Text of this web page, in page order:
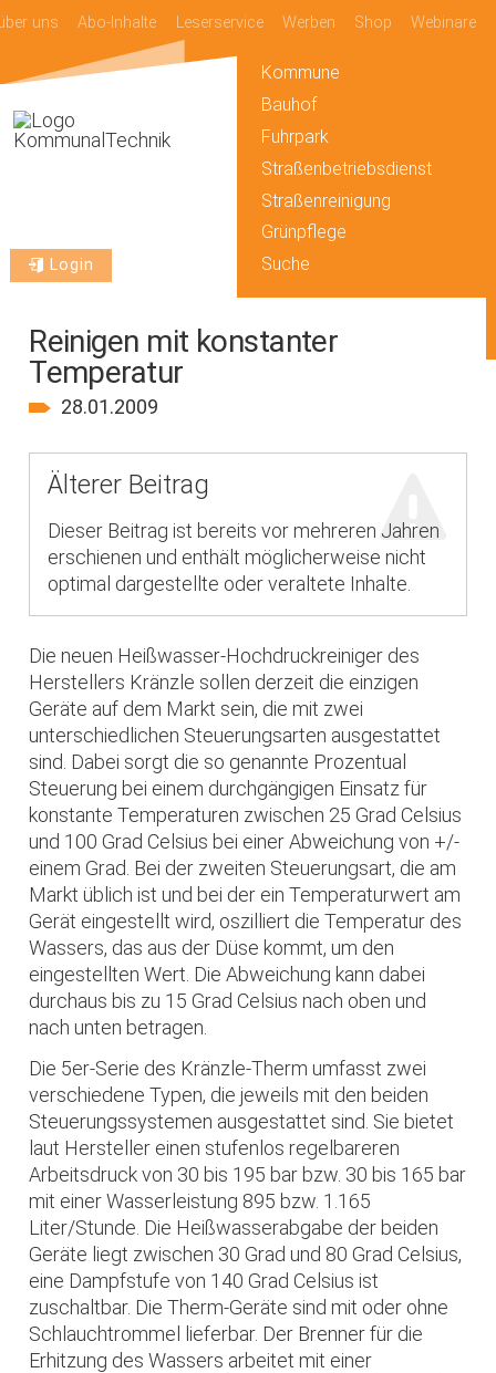
uns Abo-Inhalte Leserservice Werben Shop Webinare
Login
Kommune
Bauhof
Fuhrpark
Straßenbetriebsdienst
Straßenreinigung
Grünpflege
Suche
Reinigen mit konstanter
Temperatur
28.01.2009
Älterer Beitrag
Dieser Beitrag ist bereits vor mehreren Jahren
erschienen und enthält möglicherweise nicht
optimal dargestellte oder veraltete Inhalte.
Die neuen Heißwasser-Hochdruckreiniger des
Herstellers Kränzle sollen derzeit die einzigen
Geräte auf dem Markt sein, die mit zwei
unterschiedlichen Steuerungsarten ausgestattet
sind. Dabei sorgt die so genannte Prozentual
Steuerung bei einem durchgängigen Einsatz für
konstante Temperaturen zwischen 25 Grad Celsius
und 100 Grad Celsius bei einer Abweichung von +/-
einem Grad. Bei der zweiten Steuerungsart, die am
Markt üblich ist und bei der ein Temperaturwert am
Gerät eingestellt wird, oszilliert die Temperatur des
Wassers, das aus der Düse kommt, um den
eingestellten Wert. Die Abweichung kann dabei
durchaus bis zu 15 Grad Celsius nach oben und
nach unten betragen.
Die 5er-Serie des Kränzle-Therm umfasst zwei
verschiedene Typen, die jeweils mit den beiden
Steuerungssystemen ausgestattet sind. Sie bietet
laut Hersteller einen stufenlos regelbareren
Arbeitsdruck von 30 bis 195 bar bzw. 30 bis 165 bar
mit einer Wasserleistung 895 bzw. 1.165
Liter/Stunde. Die Heißwasserabgabe der beiden
Geräte liegt zwischen 30 Grad und 80 Grad Celsius,
eine Dampfstufe von 140 Grad Celsius ist
zuschaltbar. Die Therm-Geräte sind mit oder ohne
Schlauchtrommel lieferbar. Der Brenner für die
Erhitzung des Wassers arbeitet mit einer